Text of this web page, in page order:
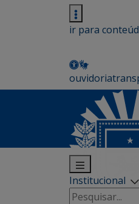
ir para
ouvidoria
Institucional
Pesquisar